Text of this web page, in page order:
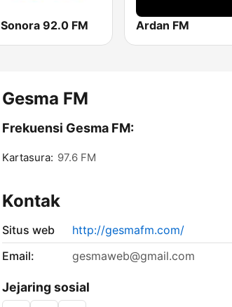
Sonora 92.0 FM Ardan FM
Gesma FM
Frekuensi Gesma FM:
Kartasura: 97.6 FM
Kontak
Situs web
http://gesmafm.com/
Email:
gesmaweb@gmail.com
Jejaring sosial